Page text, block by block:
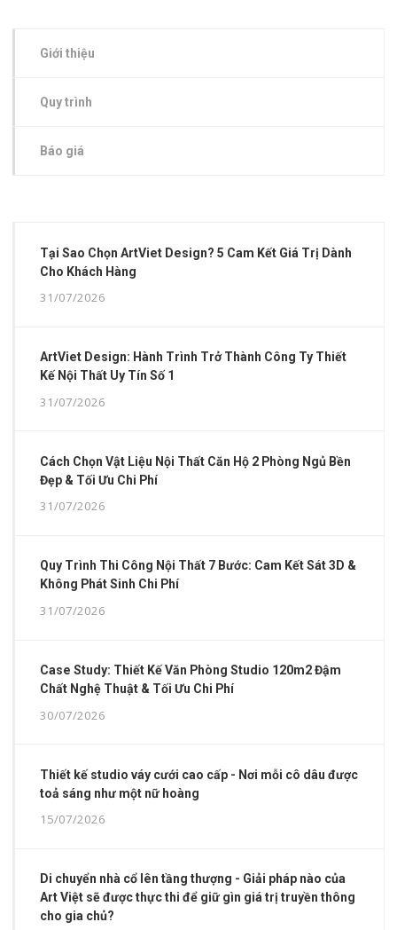
Giới thiệu
Quy trình
Báo giá
Tại Sao Chọn ArtViet Design? 5 Cam Kết Giá Trị Dành
Cho Khách Hàng
31/07/2026
ArtViet Design: Hành Trình Trở Thành Công Ty Thiết
Kế Nội Thất Uy Tín Số 1
31/07/2026
Cách Chọn Vật Liệu Nội Thất Căn Hộ 2 Phòng Ngủ Bền
Đẹp & Tối Ưu Chi Phí
31/07/2026
Quy Trình Thi Công Nội Thất 7 Bước: Cam Kết Sát 3D &
Không Phát Sinh Chi Phí
31/07/2026
Case Study: Thiết Kế Văn Phòng Studio 120m2 Đậm
Chất Nghệ Thuật & Tối Ưu Chi Phí
30/07/2026
Thiết kế studio váy cưới cao cấp - Nơi mỗi cô dâu được
toả sáng như một nữ hoàng
15/07/2026
Di chuyển nhà cổ lên tầng thượng - Giải pháp nào của
Art Việt sẽ được thực thi để giữ gìn giá trị truyền thông
cho gia chủ?